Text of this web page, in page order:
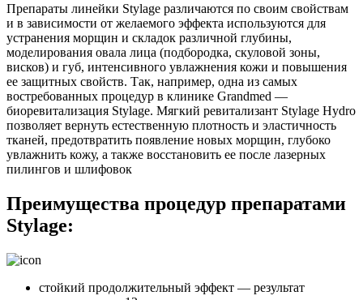
Препараты линейки Stylage различаются по своим свойствам
и в зависимости от желаемого эффекта используются для
устранения морщин и складок различной глубины,
моделирования овала лица (подбородка, скуловой зоны,
висков) и губ, интенсивного увлажнения кожи и повышения
ее защитных свойств. Так, например, одна из самых
востребованных процедур в клинике Grandmed —
биоревитализация Stylage. Мягкий ревитализант Stylage Hydro
позволяет вернуть естественную плотность и эластичность
тканей, предотвратить появление новых морщин, глубоко
увлажнить кожу, а также восстановить ее после лазерных
пилингов и шлифовок
Преимущества процедур препаратами
Stylage:
стойкий продолжительный эффект — результат